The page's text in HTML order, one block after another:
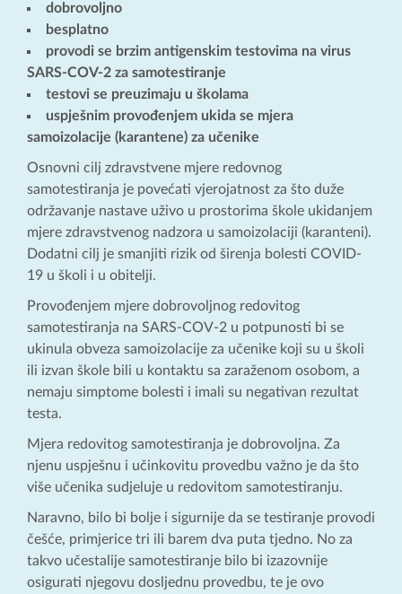
dobrovoljno
besplatno
provodi se brzim antigenskim testovima na virus
SARS-COV-2 za samotestiranje
testovi se preuzimaju u školama
uspješnim provođenjem ukida se mjera
samoizolacije (karantene) za učenike
Osnovni cilj zdravstvene mjere redovnog
samotestiranja je povećati vjerojatnost za što duže
održavanje nastave uživo u prostorima škole ukidanjem
mjere zdravstvenog nadzora u samoizolaciji (karanteni).
Dodatni cilj je smanjiti rizik od širenja bolesti COVID-
19 u školi i u obitelji.
Provođenjem mjere dobrovoljnog redovitog
samotestiranja na SARS-COV-2 u potpunosti bi se
ukinula obveza samoizolacije za učenike koji su u školi
ili izvan škole bili u kontaktu sa zaraženom osobom, a
nemaju simptome bolesti i imali su negativan rezultat
testa.
Mjera redovitog samotestiranja je dobrovoljna. Za
njenu uspješnu i učinkovitu provedbu važno je da što
više učenika sudjeluje u redovitom samotestiranju.
Naravno, bilo bi bolje i sigurnije da se testiranje provodi
češće, primjerice tri ili barem dva puta tjedno. No za
takvo učestalije samotestiranje bilo bi izazovnije
osigurati njegovu dosljednu provedbu, te je ovo